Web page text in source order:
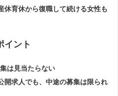
休育休から復職して続ける女性も
イント
は見当たらない
開求人でも、中途の募集は限られ